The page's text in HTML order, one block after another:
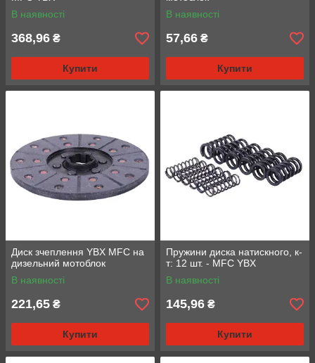
В наявності
368,96 ₴
Купити
В наявності
57,66 ₴
Купити
Диск зчеплення YBX MFC на
дизельний мотоблок
В наявності
221,65 ₴
Купити
Пружини диска натискного, к-
т: 12 шт. - MFC YBX
В наявності
145,96 ₴
Купити